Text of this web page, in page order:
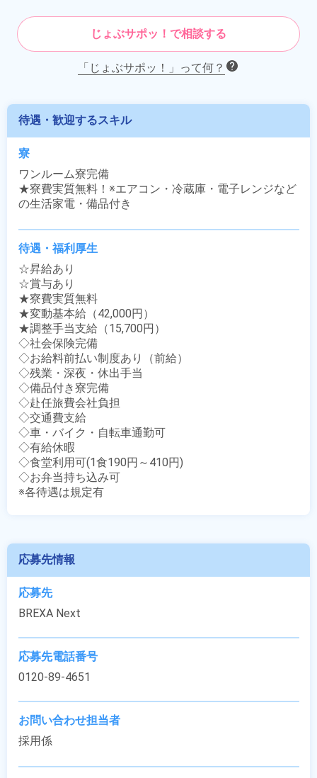
じょぶサポッ！で相談する
「じょぶサポッ！」って何？
待遇・歓迎するスキル
寮
ワンルーム寮完備
★寮費実質無料！※エアコン・冷蔵庫・電子レンジなど
の生活家電・備品付き
待遇・福利厚生
☆昇給あり
☆賞与あり
★寮費実質無料
★変動基本給（42,000円）
★調整手当支給（15,700円）
◇社会保険完備
◇お給料前払い制度あり（前給）
◇残業・深夜・休出手当
◇備品付き寮完備
◇赴任旅費会社負担
◇交通費支給
◇車・バイク・自転車通勤可
◇有給休暇
◇食堂利用可(1食190円～410円)
◇お弁当持ち込み可
※各待遇は規定有
応募先情報
応募先
BREXA Next
応募先電話番号
0120-89-4651
お問い合わせ担当者
採用係